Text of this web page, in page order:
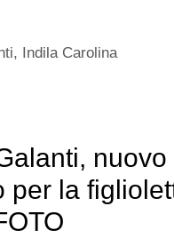
, Indila Carolina
nuovo
per la